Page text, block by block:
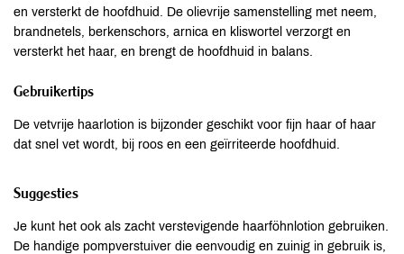
en versterkt de hoofdhuid. De olievrije samenstelling met neem,
brandnetels, berkenschors, arnica en kliswortel verzorgt en
versterkt het haar, en brengt de hoofdhuid in balans.
Gebruikertips
De vetvrije haarlotion is bijzonder geschikt voor fijn haar of haar
dat snel vet wordt, bij roos en een geïrriteerde hoofdhuid.
Suggesties
Je kunt het ook als zacht verstevigende haarföhnlotion gebruiken.
De handige pompverstuiver die eenvoudig en zuinig in gebruik is,